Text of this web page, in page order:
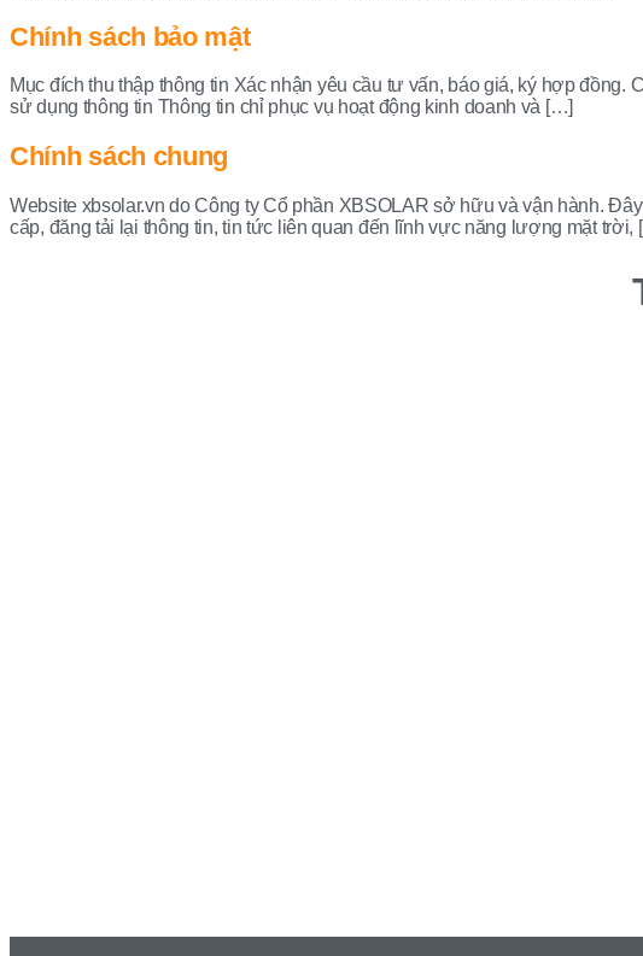
Chính sách bảo mật
Mục đích thu thập thông tin Xác nhận yêu cầu tư vấn, báo giá, ký hợp
sử dụng thông tin Thông tin chỉ phục vụ hoạt động kinh doanh và […]
Chính sách chung
Website xbsolar.vn do Công ty Cổ phần XBSOLAR sở hữu và vận hành.
cấp, đăng tải lại thông tin, tin tức liên quan đến lĩnh vực năng lượng mặt trời,